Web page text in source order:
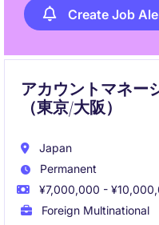
Create Job
アカウントマネ
（東京/大阪）
Japan
Permanent
¥7,000,000 -
Foreign Multinational